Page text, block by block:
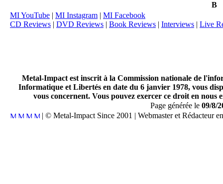
B
MI YouTube | MI Instagram | MI Facebook
CD Reviews | DVD Reviews | Book Reviews | Interviews | Live
Metal-Impact est inscrit à la Commission nationale de
Informatique et Libertés en date du 6 janvier 1978, vous
vous concernent. Vous pouvez exercer ce droit en
Page générée le 09/8/
| © Metal-Impact Since 2001 | Webmaster et Rédacteur